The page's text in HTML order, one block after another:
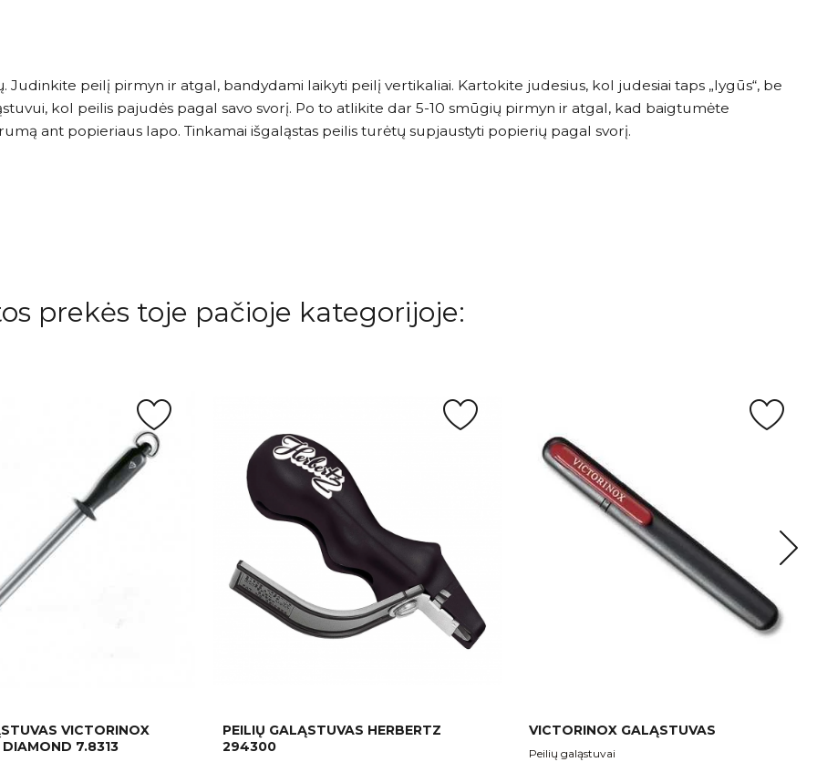
peilį pirmyn ir atgal, bandydami laikyti peilį vertikaliai. Kartokite judesius, kol judesiai taps „lygūs“, be
kol peilis pajudės pagal savo svorį. Po to atlikite dar 5-10 smūgių pirmyn ir atgal, kad baigtumėte
ant popieriaus lapo. Tinkamai išgaląstas peilis turėtų supjaustyti popierių pagal svorį.
prekės toje pačioje kategorijoje:
VICTORINOX
DIAMOND 7.8313
PEILIŲ GALĄSTUVAS HERBERTZ
294300
VICTORINOX GALĄSTUVAS
Peilių galąstuvai